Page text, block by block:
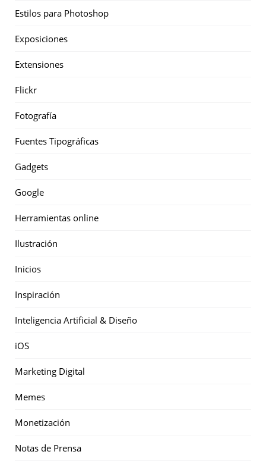
Estilos para Photoshop
Exposiciones
Extensiones
Flickr
Fotografía
Fuentes Tipográficas
Gadgets
Google
Herramientas online
Ilustración
Inicios
Inspiración
Inteligencia Artificial & Diseño
iOS
Marketing Digital
Memes
Monetización
Notas de Prensa